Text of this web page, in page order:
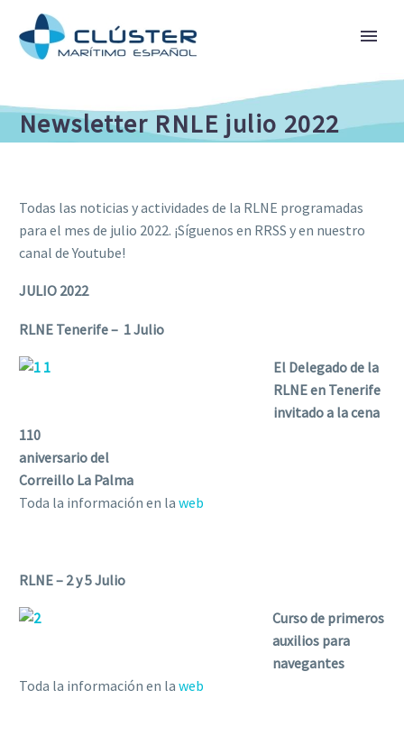
Newsletter RNLE julio 2022
Todas las noticias y actividades de la RLNE programadas
para el mes de julio 2022. ¡Síguenos en RRSS y en nuestro
canal de Youtube!
JULIO 2022
RLNE Tenerife – 1 Julio
El Delegado de la
RLNE en Tenerife
invitado a la cena
110
aniversario del
Correillo La Palma
Toda la información en la web
RLNE – 2 y 5 Julio
Curso de primeros
auxilios para
navegantes
Toda la información en la web